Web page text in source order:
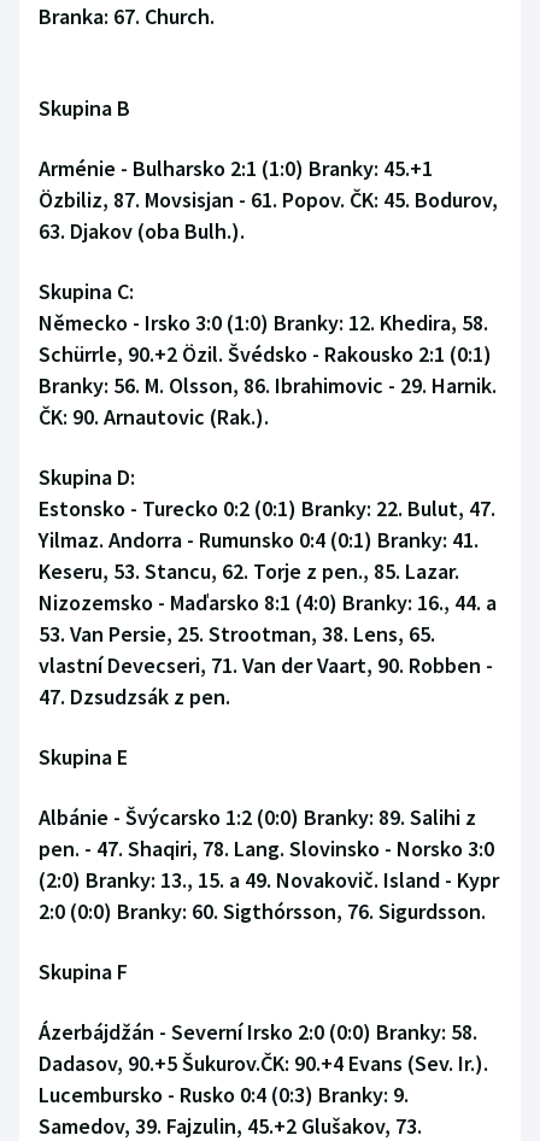
Branka: 67. Church.
Skupina B
Arménie - Bulharsko 2:1 (1:0) Branky: 45.+1
Özbiliz, 87. Movsisjan - 61. Popov. ČK: 45. Bodurov,
63. Djakov (oba Bulh.).
Skupina C:
Německo - Irsko 3:0 (1:0) Branky: 12. Khedira, 58.
Schürrle, 90.+2 Özil. Švédsko - Rakousko 2:1 (0:1)
Branky: 56. M. Olsson, 86. Ibrahimovic - 29. Harnik.
ČK: 90. Arnautovic (Rak.).
Skupina D:
Estonsko - Turecko 0:2 (0:1) Branky: 22. Bulut, 47.
Yilmaz. Andorra - Rumunsko 0:4 (0:1) Branky: 41.
Keseru, 53. Stancu, 62. Torje z pen., 85. Lazar.
Nizozemsko - Maďarsko 8:1 (4:0) Branky: 16., 44. a
53. Van Persie, 25. Strootman, 38. Lens, 65.
vlastní Devecseri, 71. Van der Vaart, 90. Robben -
47. Dzsudzsák z pen.
Skupina E
Albánie - Švýcarsko 1:2 (0:0) Branky: 89. Salihi z
pen. - 47. Shaqiri, 78. Lang. Slovinsko - Norsko 3:0
(2:0) Branky: 13., 15. a 49. Novakovič. Island - Kypr
2:0 (0:0) Branky: 60. Sigthórsson, 76. Sigurdsson.
Skupina F
Ázerbájdžán - Severní Irsko 2:0 (0:0) Branky: 58.
Dadasov, 90.+5 Šukurov.ČK: 90.+4 Evans (Sev. Ir.).
Lucembursko - Rusko 0:4 (0:3) Branky: 9.
Samedov, 39. Fajzulin, 45.+2 Glušakov, 73.